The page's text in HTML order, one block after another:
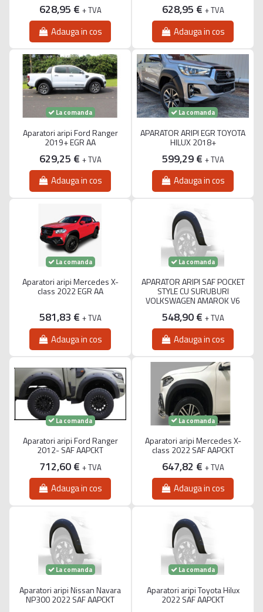
628,95 € + TVA
Adauga in cos
628,95 € + TVA
Adauga in cos
La comanda
Aparatori aripi Ford Ranger
2019+ EGR AA
629,25 € + TVA
Adauga in cos
La comanda
APARATOR ARIPI EGR TOYOTA
HILUX 2018+
599,29 € + TVA
Adauga in cos
La comanda
Aparatori aripi Mercedes X-
class 2022 EGR AA
581,83 € + TVA
Adauga in cos
La comanda
APARATOR ARIPI SAF POCKET
STYLE CU SURUBURI
VOLKSWAGEN AMAROK V6
548,90 € + TVA
Adauga in cos
La comanda
Aparatori aripi Ford Ranger
2012- SAF AAPCKT
712,60 € + TVA
Adauga in cos
La comanda
Aparatori aripi Mercedes X-
class 2022 SAF AAPCKT
647,82 € + TVA
Adauga in cos
La comanda
Aparatori aripi Nissan Navara
NP300 2022 SAF AAPCKT
La comanda
Aparatori aripi Toyota Hilux
2022 SAF AAPCKT